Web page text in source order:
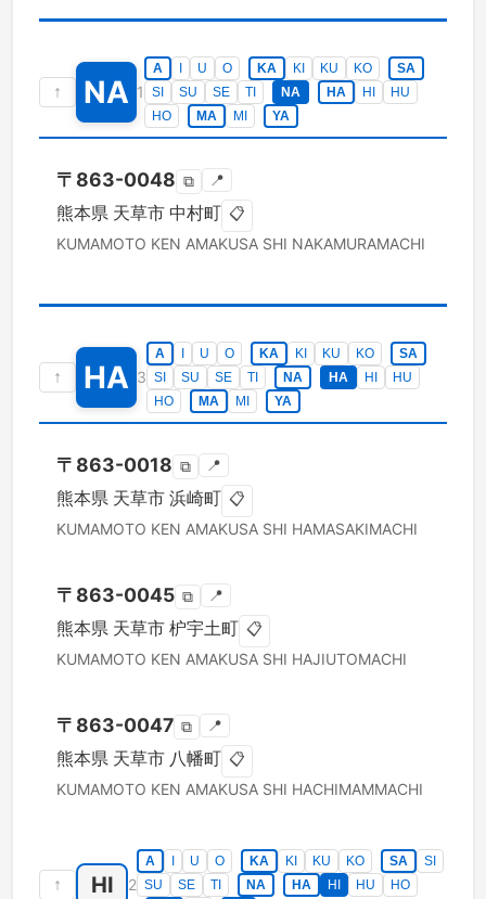
↑ NA 1
A U O KA KI KU KO
SA
SI
SU SE TI NA HA HI
HU
HO
MA MI YA
〒 863-0048 ⧉ 📍
熊本県 天草市 中村町 📋
KUMAMOTO KEN AMAKUSA SHI NAKAMURAMACHI
↑ HA 3
A U O KA KI KU KO
SA
SI
SU SE TI NA HA HI
HU
HO
MA MI YA
〒 863-0018 ⧉ 📍
熊本県 天草市 浜崎町 📋
KUMAMOTO KEN AMAKUSA SHI HAMASAKIMACHI
〒 863-0045 ⧉ 📍
熊本県 天草市 枦宇土町 📋
KUMAMOTO KEN AMAKUSA SHI HAJIUTOMACHI
〒 863-0047 ⧉ 📍
熊本県 天草市 八幡町 📋
KUMAMOTO KEN AMAKUSA SHI HACHIMAMMACHI
↑ HI 2
A U O KA KI KU KO SA
SI
SU
SE TI NA HA HI HU
HO